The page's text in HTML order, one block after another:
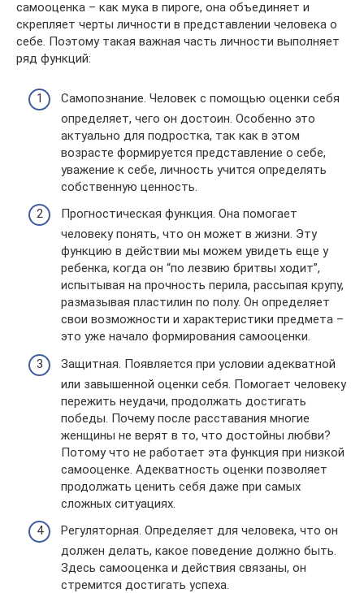
самооценка – как мука в пироге, она объединяет и
скрепляет черты личности в представлении человека о
себе. Поэтому такая важная часть личности выполняет
ряд функций:
Самопознание. Человек с помощью оценки себя
определяет, чего он достоин. Особенно это
актуально для подростка, так как в этом
возрасте формируется представление о себе,
уважение к себе, личность учится определять
собственную ценность.
Прогностическая функция. Она помогает
человеку понять, что он может в жизни. Эту
функцию в действии мы можем увидеть еще у
ребенка, когда он “по лезвию бритвы ходит”,
испытывая на прочность перила, рассыпая крупу,
размазывая пластилин по полу. Он определяет
свои возможности и характеристики предмета –
это уже начало формирования самооценки.
Защитная. Появляется при условии адекватной
или завышенной оценки себя. Помогает человеку
пережить неудачи, продолжать достигать
победы. Почему после расставания многие
женщины не верят в то, что достойны любви?
Потому что не работает эта функция при низкой
самооценке. Адекватность оценки позволяет
продолжать ценить себя даже при самых
сложных ситуациях.
Регуляторная. Определяет для человека, что он
должен делать, какое поведение должно быть.
Здесь самооценка и действия связаны, он
стремится достигать успеха.